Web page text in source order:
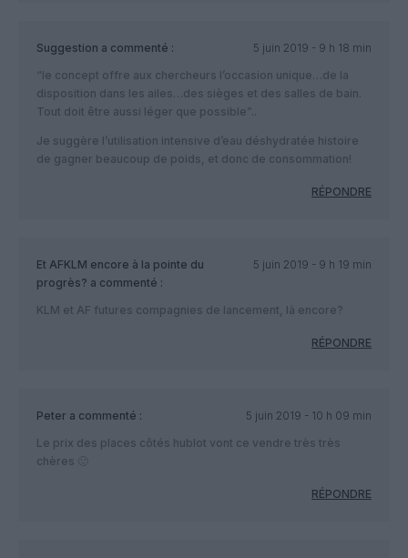
Suggestion a commenté :
5 juin 2019 - 9 h 18 min
“le concept offre aux chercheurs l’occasion unique…de la
disposition dans les ailes…des sièges et des salles de bain.
Tout doit être aussi léger que possible”..
Je suggère l’utilisation intensive d’eau déshydratée histoire
de gagner beaucoup de poids, et donc de consommation!
RÉPONDRE
Et AFKLM encore à la pointe du
progrès? a commenté :
5 juin 2019 - 9 h 19 min
KLM et AF futures compagnies de lancement, là encore?
RÉPONDRE
Peter a commenté :
5 juin 2019 - 10 h 09 min
Le prix des places côtés hublot vont ce vendre très très
chères 🙂
RÉPONDRE